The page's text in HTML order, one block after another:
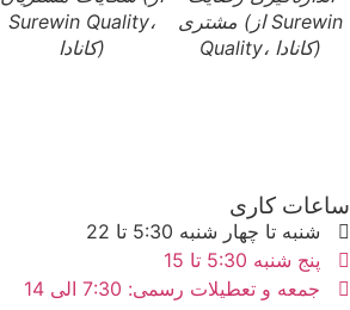
Surewin Quality،
کانادا)
مشتری (از Surewin
Quality، کانادا)
ساعات کاری
شنبه تا چهار شنبه 5:30 تا 22
پنج شنبه 5:30 تا 15
جمعه و تعطیلات رسمی: 7:30 الی 14